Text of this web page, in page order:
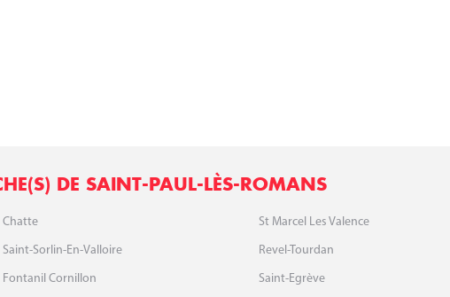
DE SAINT-PAUL-LÈS-ROMANS
Chatte St Marcel Les Valence
Saint-Sorlin-En-Valloire Revel-Tourdan
Fontanil Cornillon Saint-Egrève